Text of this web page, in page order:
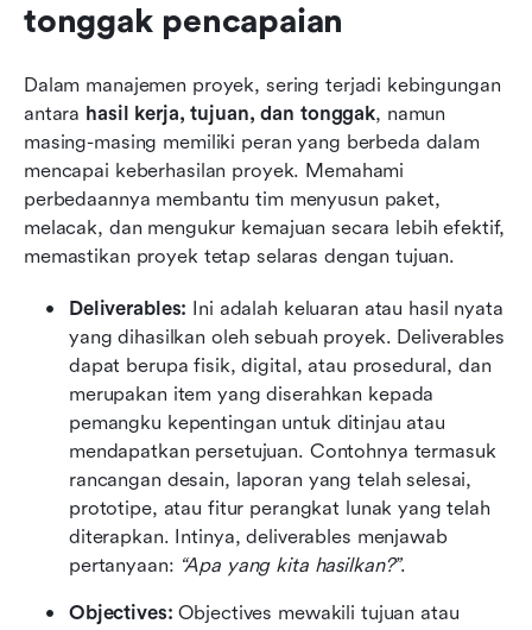
tonggak pencapaian
Dalam manajemen proyek, sering terjadi kebingungan
antara hasil kerja, tujuan, dan tonggak, namun
masing-masing memiliki peran yang berbeda dalam
mencapai keberhasilan proyek. Memahami
perbedaannya membantu tim menyusun paket,
melacak, dan mengukur kemajuan secara lebih efektif,
memastikan proyek tetap selaras dengan tujuan.
Deliverables: Ini adalah keluaran atau hasil nyata
yang dihasilkan oleh sebuah proyek. Deliverables
dapat berupa fisik, digital, atau prosedural, dan
merupakan item yang diserahkan kepada
pemangku kepentingan untuk ditinjau atau
mendapatkan persetujuan. Contohnya termasuk
rancangan desain, laporan yang telah selesai,
prototipe, atau fitur perangkat lunak yang telah
diterapkan. Intinya, deliverables menjawab
pertanyaan: “Apa yang kita hasilkan?”.
Objectives: Objectives mewakili tujuan atau